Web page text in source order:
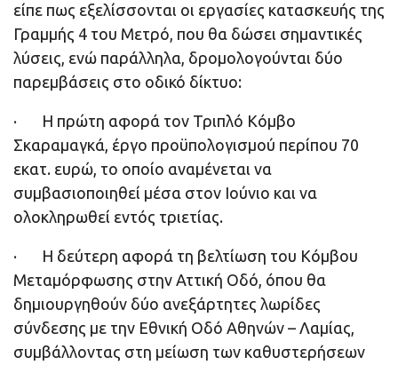
είπε πως εξελίσσονται οι εργασίες κατασκευής της
Γραμμής 4 του Μετρό, που θα δώσει σημαντικές
λύσεις, ενώ παράλληλα, δρομολογούνται δύο
παρεμβάσεις στο οδικό δίκτυο:
· Η πρώτη αφορά τον Τριπλό Κόμβο
Σκαραμαγκά, έργο προϋπολογισμού περίπου 70
εκατ. ευρώ, το οποίο αναμένεται να
συμβασιοποιηθεί μέσα στον Ιούνιο και να
ολοκληρωθεί εντός τριετίας.
· Η δεύτερη αφορά τη βελτίωση του Κόμβου
Μεταμόρφωσης στην Αττική Οδό, όπου θα
δημιουργηθούν δύο ανεξάρτητες λωρίδες
σύνδεσης με την Εθνική Οδό Αθηνών – Λαμίας,
συμβάλλοντας στη μείωση των καθυστερήσεων